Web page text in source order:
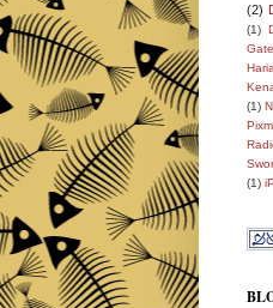
(2)
(1)
(1)
(1)